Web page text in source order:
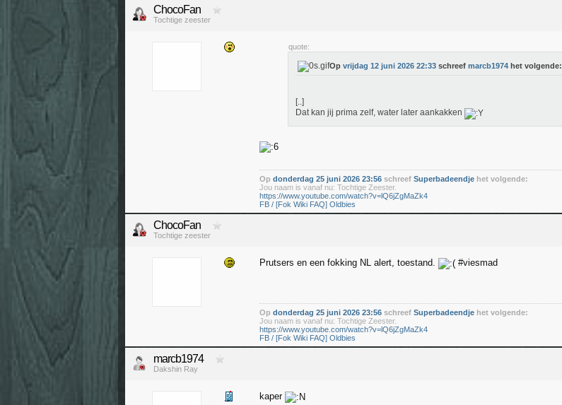
ChocoFan
Tochtige zeester
quote:
Op vrijdag 12 juni 2026 22:33 schreef marcb1974 het volgende:
[..]
Dat kan jij prima zelf, water later aankakken
Op donderdag 25 juni 2026 23:56 schreef Superbadeendje het volgende:
Jou naam is vanaf nu: Tochtige Zeester.
https://www.youtube.com/watch?v=lQ6jZgMaZk4
FB / [Fok Wiki FAQ] Oldbies
ChocoFan
Tochtige zeester
Prutsers en een fokking NL alert, toestand. #viesmad
Op donderdag 25 juni 2026 23:56 schreef Superbadeendje het volgende:
Jou naam is vanaf nu: Tochtige Zeester.
https://www.youtube.com/watch?v=lQ6jZgMaZk4
FB / [Fok Wiki FAQ] Oldbies
marcb1974
Dakshin Ray
kaper